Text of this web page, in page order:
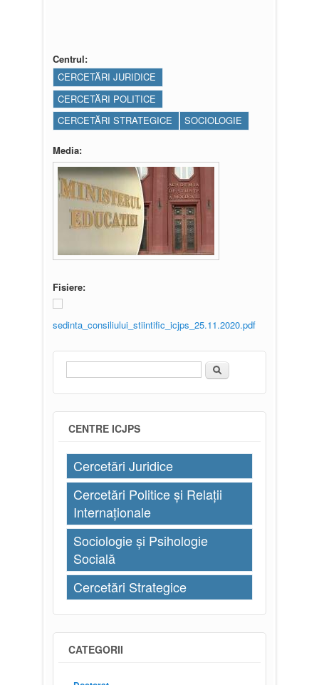
Centrul:
CERCETĂRI JURIDICE
CERCETĂRI POLITICE
CERCETĂRI STRATEGICE
SOCIOLOGIE
Media:
Fisiere:
sedinta_consiliului_stiintific_icjps_25.11.2020.pdf
Formular de căutare
Căutare
CENTRE ICJPS
Cercetări Juridice
Cercetări Politice și Relații
Internaționale
Sociologie și Psihologie
Socială
Cercetări Strategice
CATEGORII